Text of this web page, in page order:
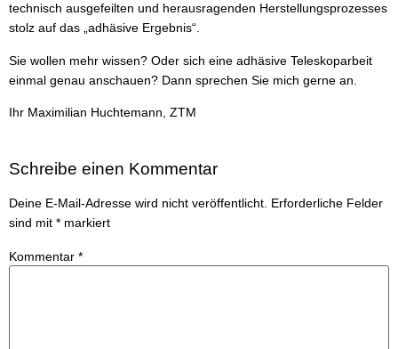
technisch ausgefeilten und herausragenden Herstellungsprozesses
stolz auf das „adhäsive Ergebnis“.
Sie wollen mehr wissen? Oder sich eine adhäsive Teleskoparbeit
einmal genau anschauen? Dann sprechen Sie mich gerne an.
Ihr Maximilian Huchtemann, ZTM
Schreibe einen Kommentar
Deine E-Mail-Adresse wird nicht veröffentlicht. Erforderliche Felder
sind mit * markiert
Kommentar *